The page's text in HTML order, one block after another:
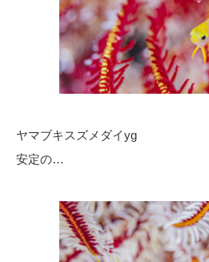
ヤマブキスズメダイyg
安定の…